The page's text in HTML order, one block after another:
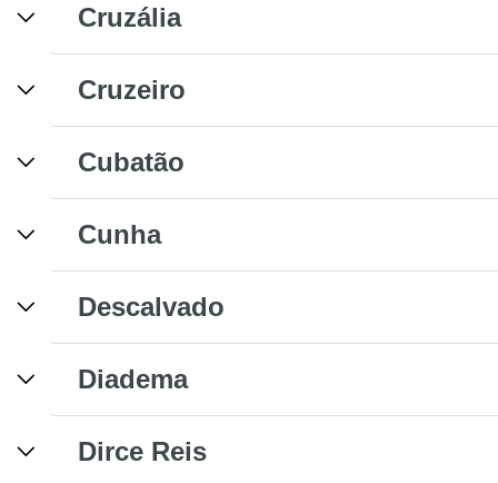
Cruzália
Cruzeiro
Cubatão
Cunha
Descalvado
Diadema
Dirce Reis